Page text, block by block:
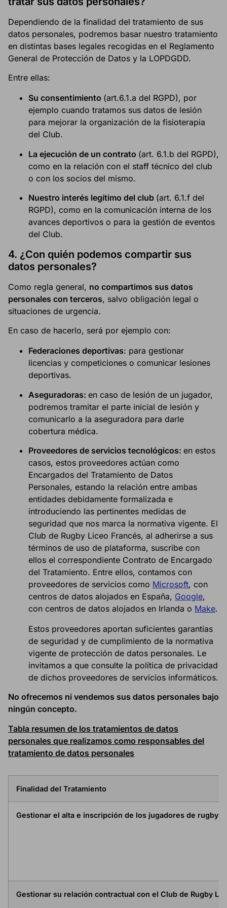
Dependiendo de la finalidad del tratamiento de sus
datos personales, podremos basar nuestro tratamiento
en distintas bases legales recogidas en el Reglamento
General de Protección de Datos y la LOPDGDD.
Entre ellas:
Su consentimiento (art.6.1.a del RGPD), por
ejemplo cuando tratamos sus datos de lesión
para mejorar la organización de la fisioterapia
del Club.
La ejecución de un contrato (art. 6.1.b del RGPD),
como en la relación con el staff técnico del club
o con los socios del mismo.
Nuestro interés legítimo del club (art. 6.1.f del
RGPD), como en la comunicación interna de los
avances deportivos o para la gestión de eventos
del Club.
4. ¿Con quién podemos compartir sus
datos personales?
Como regla general, no compartimos sus datos
personales con terceros, salvo obligación legal o
situaciones de urgencia.
En caso de hacerlo, será por ejemplo con:
Federaciones deportivas: para gestionar
licencias y competiciones o comunicar lesiones
deportivas.
Aseguradoras: en caso de lesión de un jugador,
podremos tramitar el parte inicial de lesión y
comunicarlo a la aseguradora para darle
cobertura médica.
Proveedores de servicios tecnológicos: en estos
casos, estos proveedores actúan como
Encargados del Tratamiento de Datos
Personales, estando la relación entre ambas
entidades debidamente formalizada e
introduciendo las pertinentes medidas de
seguridad que nos marca la normativa vigente. El
Club de Rugby Liceo Francés, al adherirse a sus
términos de uso de plataforma, suscribe con
ellos el correspondiente Contrato de Encargado
del Tratamiento. Entre ellos, contamos con
proveedores de servicios como Microsoft, con
centros de datos alojados en España, Google,
con centros de datos alojados en Irlanda o Make.
Estos proveedores aportan suficientes garantías
de seguridad y de cumplimiento de la normativa
vigente de protección de datos personales. Le
invitamos a que consulte la política de privacidad
de dichos proveedores de servicios informáticos.
No ofrecemos ni vendemos sus datos personales bajo
ningún concepto.
Tabla resumen de los tratamientos de datos
personales que realizamos como responsables del
tratamiento de datos personales
Finalidad del Tratamiento
Gestionar el alta e inscripción de los jugadores de rugby
Gestionar su relación contractual con el Club de Rugby
CONFIGURACIÓN DE COOKIES
Cookies necesarias